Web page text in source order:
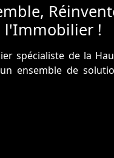
l'Immobilier !
spécialiste de la
ensemble de